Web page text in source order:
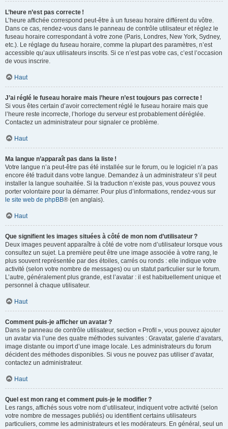
L’heure n’est pas correcte !
L’heure affichée correspond peut-être à un fuseau horaire différent du vôtre.
Dans ce cas, rendez-vous dans le panneau de contrôle utilisateur et réglez le
fuseau horaire correspondant à votre zone (Paris, Londres, New York, Sydney,
etc.). Le réglage du fuseau horaire, comme la plupart des paramètres, n’est
accessible qu’aux utilisateurs inscrits. Si ce n’est pas votre cas, c’est l’occasion
de vous inscrire.
Haut
J’ai réglé le fuseau horaire mais l’heure n’est toujours pas correcte !
Si vous êtes certain d’avoir correctement réglé le fuseau horaire mais que
l’heure reste incorrecte, l’horloge du serveur est probablement déréglée.
Contactez un administrateur pour signaler ce problème.
Haut
Ma langue n’apparaît pas dans la liste !
Votre langue n’a peut-être pas été installée sur le forum, ou le logiciel n’a pas
encore été traduit dans votre langue. Demandez à un administrateur s’il peut
installer la langue souhaitée. Si la traduction n’existe pas, vous pouvez vous
porter volontaire pour la démarrer. Pour plus d’informations, rendez-vous sur
le site web de phpBB® (en anglais).
Haut
Que signifient les images situées à côté de mon nom d’utilisateur ?
Deux images peuvent apparaître à côté de votre nom d’utilisateur lorsque vous
consultez un sujet. La première peut être une image associée à votre rang, le
plus souvent représentée par des étoiles, carrés ou ronds : elle indique votre
activité (selon votre nombre de messages) ou un statut particulier sur le forum.
L’autre, généralement plus grande, est l’avatar : il est habituellement unique et
personnel à chaque utilisateur.
Haut
Comment puis-je afficher un avatar ?
Dans le panneau de contrôle utilisateur, section « Profil », vous pouvez ajouter
un avatar via l’une des quatre méthodes suivantes : Gravatar, galerie d’avatars,
image distante ou import d’une image locale. Les administrateurs du forum
décident des méthodes disponibles. Si vous ne pouvez pas utiliser d’avatar,
contactez un administrateur.
Haut
Quel est mon rang et comment puis-je le modifier ?
Les rangs, affichés sous votre nom d’utilisateur, indiquent votre activité (selon
votre nombre de messages publiés) ou identifient certains utilisateurs
particuliers, comme les administrateurs et les modérateurs. En général, seul un